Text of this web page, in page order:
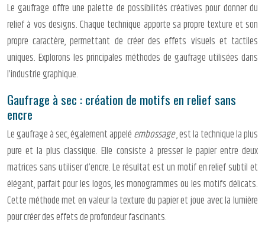
Le gaufrage offre une palette de possibilités créatives pour donner du
relief à vos designs. Chaque technique apporte sa propre texture et son
propre caractère, permettant de créer des effets visuels et tactiles
uniques. Explorons les principales méthodes de gaufrage utilisées dans
l’industrie graphique.
Gaufrage à sec : création de motifs en relief sans
encre
Le gaufrage à sec, également appeléembossage, est la technique la plus
pure et la plus classique. Elle consiste à presser le papier entre deux
matrices sans utiliser d’encre. Le résultat est un motif en relief subtil et
élégant, parfait pour les logos, les monogrammes ou les motifs délicats.
Cette méthode met en valeur la texture du papier et joue avec la lumière
pour créer des effets de profondeur fascinants.